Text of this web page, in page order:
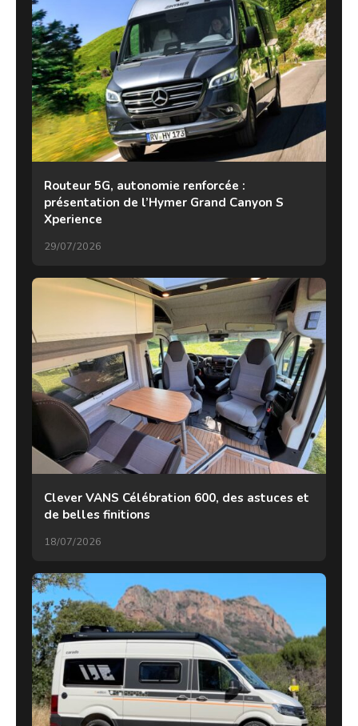
Routeur 5G, autonomie renforcée :
présentation de l’Hymer Grand Canyon S
Xperience
29/07/2026
Clever VANS Célébration 600, des astuces et
de belles finitions
18/07/2026